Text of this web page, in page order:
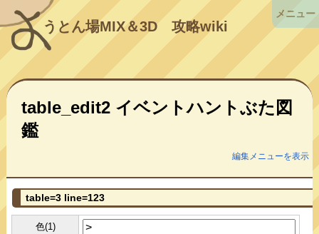
うとん場MIX＆3D攻略wiki
table_edit2 イベントハントぶた図
鑑
編集メニューを表示
table=3 line=123
色(1)
メニュー